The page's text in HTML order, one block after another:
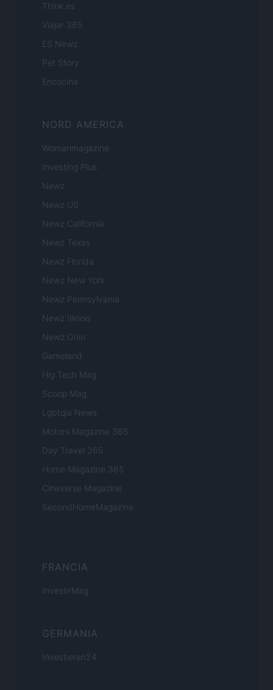
Think.es
Viajar 365
ES Newz
Pet Story
Encocina
NORD AMERICA
Womanmagazine
Investing Plus
Newz
Newz US
Newz California
Newz Texas
Newz Florida
Newz New York
Newz Pennsylvania
Newz Illinois
Newz Ohio
Gameland
Hig Tech Mag
Scoop Mag
Lgbtqia News
Motors Magazine 365
Day Travel 365
Home Magazine 365
Cineverse Magazine
SecondHomeMagazine
FRANCIA
InvestirMag
GERMANIA
Investieren24